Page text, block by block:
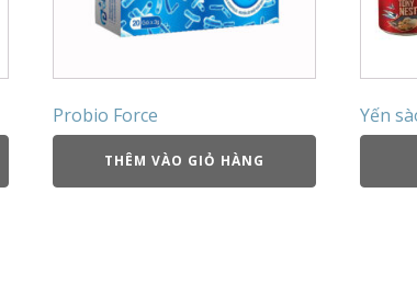
Probio Force
THÊM VÀO GIỎ HÀNG
Yến